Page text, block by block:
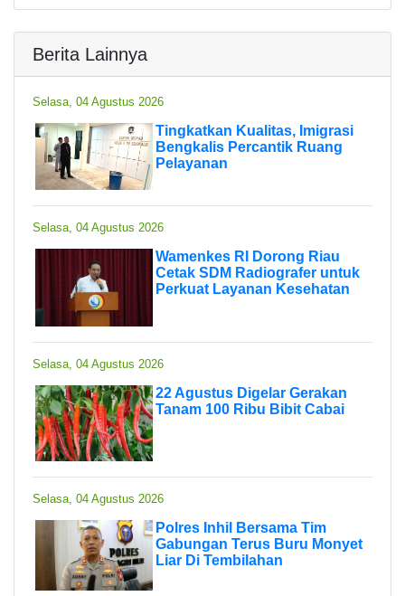
Berita Lainnya
Selasa, 04 Agustus 2026
Tingkatkan Kualitas, Imigrasi
Bengkalis Percantik Ruang
Pelayanan
Selasa, 04 Agustus 2026
Wamenkes RI Dorong Riau
Cetak SDM Radiografer untuk
Perkuat Layanan Kesehatan
Selasa, 04 Agustus 2026
22 Agustus Digelar Gerakan
Tanam 100 Ribu Bibit Cabai
Selasa, 04 Agustus 2026
Polres Inhil Bersama Tim
Gabungan Terus Buru Monyet
Liar Di Tembilahan